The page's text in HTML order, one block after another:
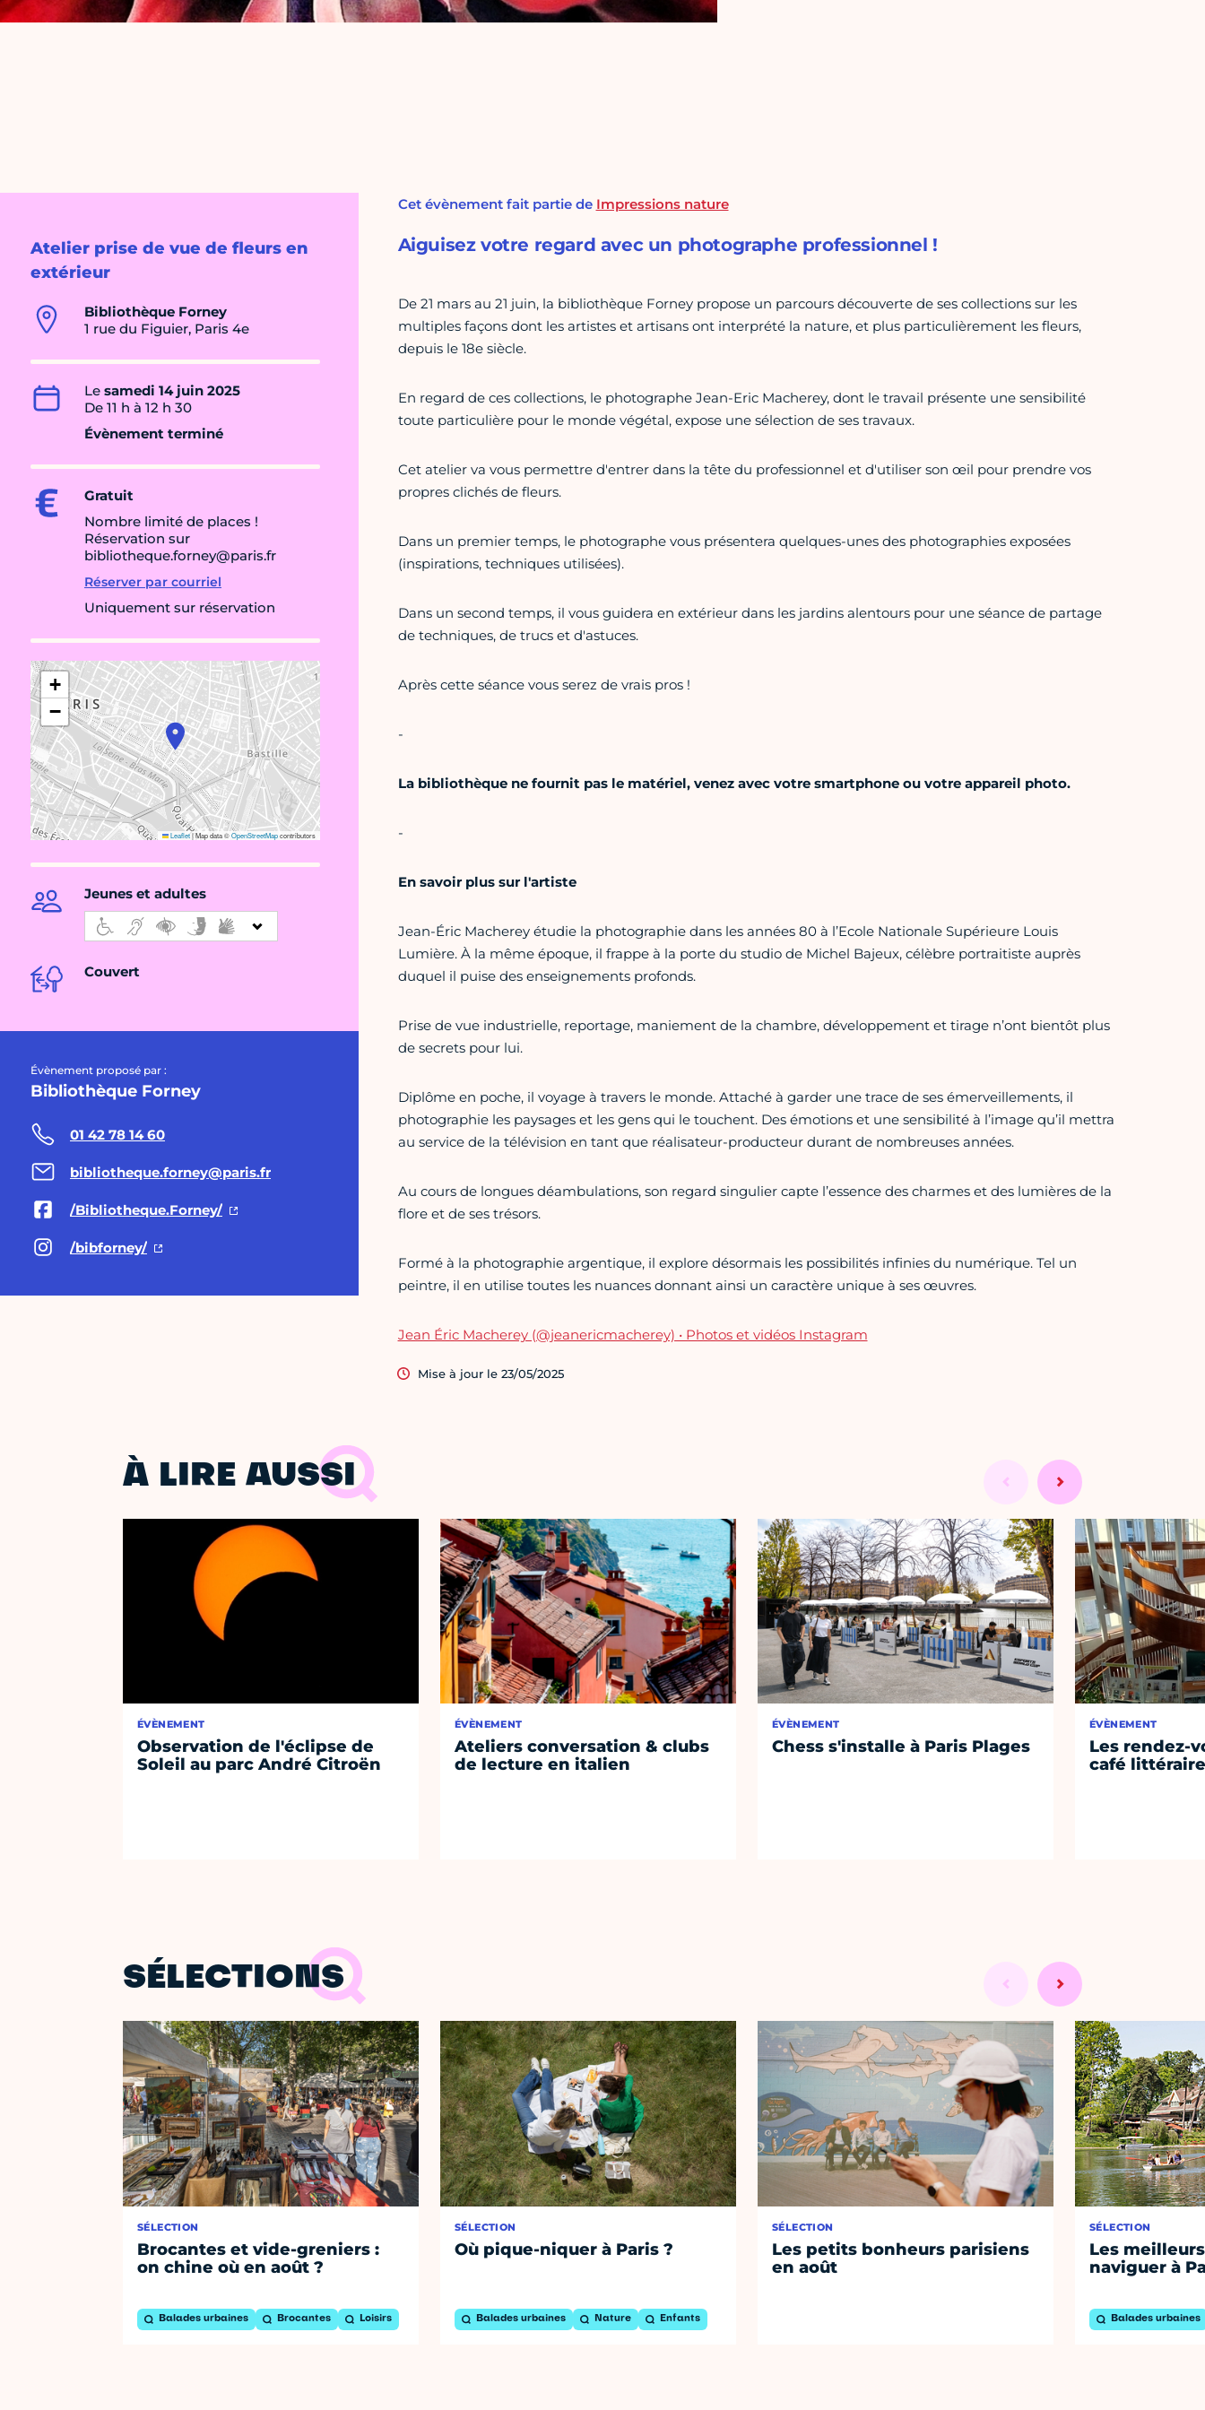
Atelier prise de vue de fleurs en
extérieur
Bibliothèque Forney
1 rue du Figuier, Paris 4e
Le samedi 14 juin 2025
De 11 h à 12 h 30
Évènement terminé
Gratuit
Nombre limité de places !
Réservation sur
bibliotheque.forney@paris.fr
Réserver par courriel
Uniquement sur réservation
+
−
Leaflet|Map data ©OpenStreetMapcontributors
Jeunes et adultes
Couvert
Évènement proposé par :
Bibliothèque Forney
01 42 78 14 60
bibliotheque.forney@paris.fr
/Bibliotheque.Forney/
/bibforney/
Cet évènement fait partie de Impressions nature
Aiguisez votre regard avec un photographe professionnel !
De 21 mars au 21 juin, la bibliothèque Forney propose un parcours découverte de ses collections sur les
multiples façons dont les artistes et artisans ont interprété la nature, et plus particulièrement les fleurs,
depuis le 18e siècle.
En regard de ces collections, le photographe Jean-Eric Macherey, dont le travail présente une sensibilité
toute particulière pour le monde végétal, expose une sélection de ses travaux.
Cet atelier va vous permettre d'entrer dans la tête du professionnel et d'utiliser son œil pour prendre vos
propres clichés de fleurs.
Dans un premier temps, le photographe vous présentera quelques-unes des photographies exposées
(inspirations, techniques utilisées).
Dans un second temps, il vous guidera en extérieur dans les jardins alentours pour une séance de partage
de techniques, de trucs et d'astuces.
Après cette séance vous serez de vrais pros !
-
La bibliothèque ne fournit pas le matériel, venez avec votre smartphone ou votre appareil photo.
-
En savoir plus sur l'artiste
Jean-Éric Macherey étudie la photographie dans les années 80 à l’Ecole Nationale Supérieure Louis
Lumière. À la même époque, il frappe à la porte du studio de Michel Bajeux, célèbre portraitiste auprès
duquel il puise des enseignements profonds.
Prise de vue industrielle, reportage, maniement de la chambre, développement et tirage n’ont bientôt plus
de secrets pour lui.
Diplôme en poche, il voyage à travers le monde. Attaché à garder une trace de ses émerveillements, il
photographie les paysages et les gens qui le touchent. Des émotions et une sensibilité à l’image qu’il mettra
au service de la télévision en tant que réalisateur-producteur durant de nombreuses années.
Au cours de longues déambulations, son regard singulier capte l’essence des charmes et des lumières de la
flore et de ses trésors.
Formé à la photographie argentique, il explore désormais les possibilités infinies du numérique. Tel un
peintre, il en utilise toutes les nuances donnant ainsi un caractère unique à ses œuvres.
Jean Éric Macherey (@jeanericmacherey) • Photos et vidéos Instagram
Mise à jour le 23/05/2025
À LIRE AUSSI
ÉVÈNEMENT
Observation de l'éclipse de
Soleil au parc André Citroën
ÉVÈNEMENT
Ateliers conversation & clubs
de lecture en italien
ÉVÈNEMENT
Chess s'installe à Paris Plages
ÉVÈNEMENT
Les rendez-
café
SÉLECTIONS
SÉLECTION
Brocantes et vide-greniers :
on chine où en août ?
Balades urbaines Brocantes Loisirs
SÉLECTION
Où pique-niquer à Paris ?
Balades urbaines Nature Enfants
SÉLECTION
Les petits bonheurs parisiens
en août
SÉLECTION
Les
naviguer à
Balades urbaines